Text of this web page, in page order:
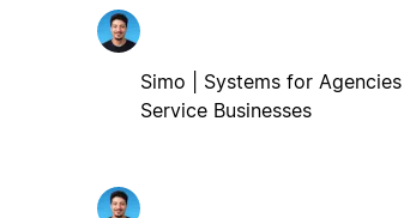
Simo | Systems for
Service Businesses